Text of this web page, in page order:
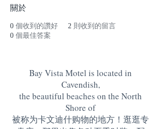
關於
0 個收到的讚好 2 則收到的留言
0 個最佳答案
Bay Vista Motel is located in
Cavendish,
the beautiful beaches on the North
Shore of
被称为卡文迪什购物的地方！逛逛专